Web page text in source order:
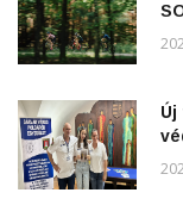
Új